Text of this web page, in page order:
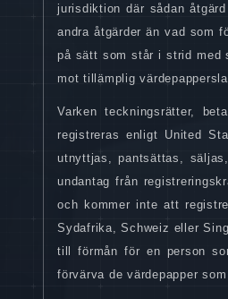
jurisdiktion där sådan
andra åtgärder än vad som
på sätt som står i strid med
mot tillämplig
Varken teckningsrätter,
registreras enligt United
utnyttjas, pantsättas,
undantag från
och kommer inte att
Sydafrika, Schweiz eller
till förmån för en person
förvärva de värdepapper